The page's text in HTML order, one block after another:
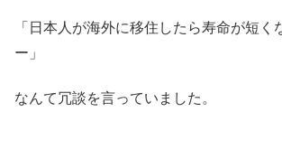
「日本人が海外に移住したら寿命が短く
ー」
なんて冗談を言っていました。